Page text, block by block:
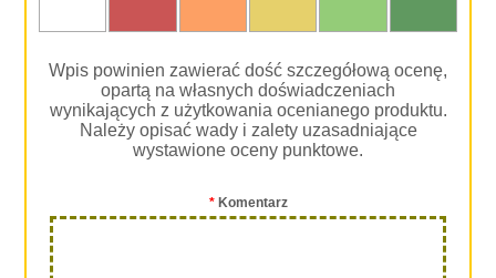
Wpis powinien zawierać dość szczegółową ocenę,
opartą na własnych doświadczeniach
wynikających z użytkowania ocenianego produktu.
Należy opisać wady i zalety uzasadniające
wystawione oceny punktowe.
*Komentarz